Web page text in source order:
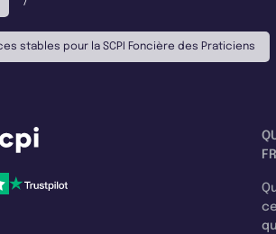
stables pour la SCPI Foncière des Praticiens